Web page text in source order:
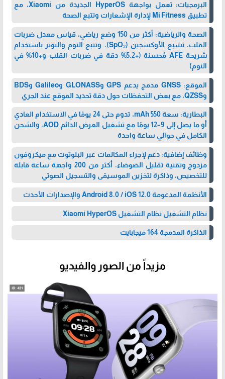
البرمجيات: تعمل بواجهة HyperOS الجديدة من Xiaomi، مع
تطبيق Mi Fitness لإدارة الإشعارات وتتبع الصحة
الصحة والرياضية: أكثر من 150 وضع رياضي، قياس معدل ضربات
القلب، تشبع الأوكسجين (SpO₂)، وتتبع النوم والتوتر باستخدام
شريحة AFE مُحسنة (+5.2% دقة في ضربات القلب و+10% في
النوم)
الموقع: GNSS مدمج يدعم GPS وGLONASS وGalileo وBDS
وQZSS، مع بعض التحفظات حول دقة تحديد الموقع عند الجري
البطارية: سعة 550 mAh، تدوم حتى 24 يومًا في الاستخدام العادي
أو ما يصل إلى 9–12 يومًا مع تشغيل العرض الدائم AOD، والشحن
الكامل في حوالي ساعة واحدة
وظائف إضافية: دعم لإجراء المكالمات عبر البلوتوث مع ميكروفون
مزدوج وتقنية تقليل الضوضاء، أكثر من 200 واجهة ساعة قابلة
للتخصيص، وذاكرة لتخزين الموسيقى والتسجيل الصوتي
الأنظمة المدعومة Android 8.0 / iOS 12.0 والإصدارات الأحدث
نظام التشغيل نظام التشغيل Xiaomi HyperOS
الذاكرة المدمجة 164 ميجابايت
مزيداً من الصور والفيديو